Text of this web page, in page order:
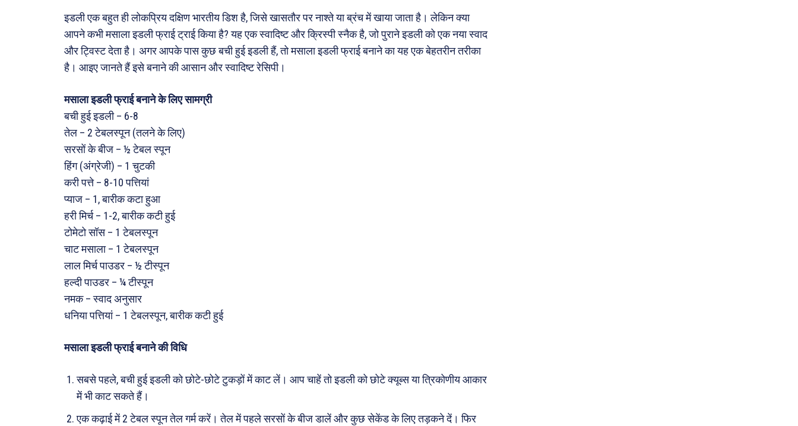
ख़बरें
छत्तीसगढ़
क़ायदे क़ानून जानकारी
पूरब विशेष
इडली एक बहुत ही लोकप्रिय दक्षिण भारतीय डिश है, जिसे खासतौर पर नाश्ते या ब्रंच में खाया जाता है। लेकिन क्या
आपने कभी मसाला इडली फ्राई ट्राई किया है? यह एक स्वादिष्ट और क्रिस्पी स्नैक है, जो पुराने इडली को एक नया स्वाद
और ट्विस्ट देता है। अगर आपके पास कुछ बची हुई इडली हैं, तो मसाला इडली फ्राई बनाने का यह एक बेहतरीन तरीका
है। आइए जानते हैं इसे बनाने की आसान और स्वादिष्ट रेसिपी।
मसाला इडली फ्राई बनाने के लिए सामग्री
बची हुई इडली – 6-8
तेल – 2 टेबलस्पून (तलने के लिए)
सरसों के बीज – ½ टेबल स्पून
हिंग (अंग्रेजी) – 1 चुटकी
करी पत्ते – 8-10 पत्तियां
प्याज – 1, बारीक कटा हुआ
हरी मिर्च – 1-2, बारीक कटी हुई
टोमेटो सॉस – 1 टेबलस्पून
चाट मसाला – 1 टेबलस्पून
लाल मिर्च पाउडर – ½ टीस्पून
हल्दी पाउडर – ¼ टीस्पून
नमक – स्वाद अनुसार
धनिया पत्तियां – 1 टेबलस्पून, बारीक कटी हुई
मसाला इडली फ्राई बनाने की विधि
सबसे पहले, बची हुई इडली को छोटे-छोटे टुकड़ों में काट लें। आप चाहें तो इडली को छोटे क्यूब्स या त्रिकोणीय आकार
में भी काट सकते हैं।
एक कढ़ाई में 2 टेबल स्पून तेल गर्म करें। तेल में पहले सरसों के बीज डालें और कुछ सेकेंड के लिए तड़कने दें। फिर